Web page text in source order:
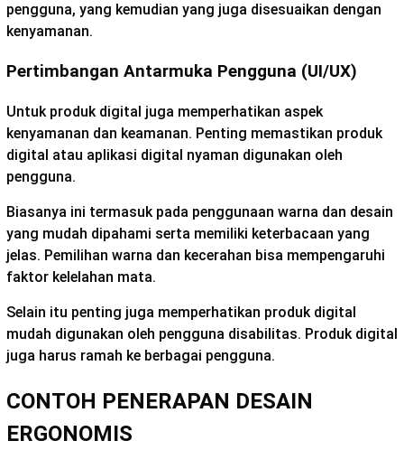
pengguna, yang kemudian yang juga disesuaikan dengan
kenyamanan.
Pertimbangan Antarmuka Pengguna (UI/UX)
Untuk produk digital juga memperhatikan aspek
kenyamanan dan keamanan. Penting memastikan produk
digital atau aplikasi digital nyaman digunakan oleh
pengguna.
Biasanya ini termasuk pada penggunaan warna dan desain
yang mudah dipahami serta memiliki keterbacaan yang
jelas. Pemilihan warna dan kecerahan bisa mempengaruhi
faktor kelelahan mata.
Selain itu penting juga memperhatikan produk digital
mudah digunakan oleh pengguna disabilitas. Produk digital
juga harus ramah ke berbagai pengguna.
CONTOH PENERAPAN DESAIN
ERGONOMIS